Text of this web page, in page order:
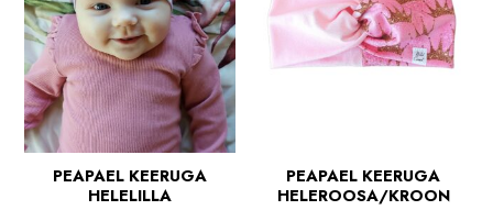
PEAPAEL KEERUGA
HELELILLA
PEAPAEL KEERUGA
HELEROOSA/KROON